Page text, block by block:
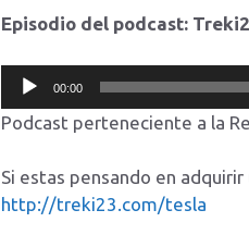
Episodio del podcast:
Reproductor
de
audio
00:00
Podcast perteneciente a la
Si estas pensando en
http://treki23.com/tesla